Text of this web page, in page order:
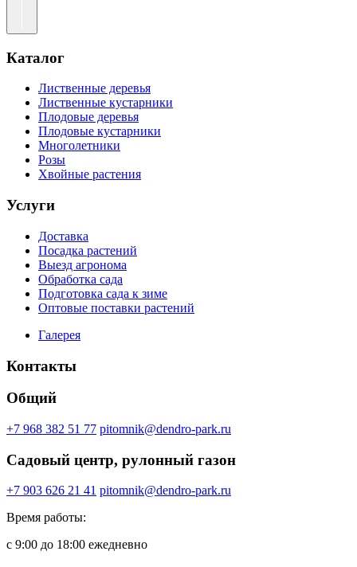
Каталог
Лиственные деревья
Лиственные кустарники
Плодовые деревья
Плодовые кустарники
Многолетники
Розы
Хвойные растения
Услуги
Доставка
Посадка растений
Выезд агронома
Обработка сада
Подготовка сада к зиме
Оптовые поставки растений
Галерея
Контакты
Общий
+7 968 382 51 77 pitomnik@dendro-park.ru
Садовый центр, рулонный газон
+7 903 626 21 41 pitomnik@dendro-park.ru
Время работы:
с 9:00 до 18:00 ежедневно